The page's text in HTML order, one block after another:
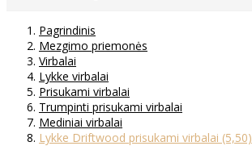
Pagrindinis
Mezgimo priemonės
Virbalai
Lykke virbalai
Prisukami virbalai
Trumpinti prisukami virbalai
Mediniai virbalai
Lykke Driftwood prisukami virbalai (5,50)